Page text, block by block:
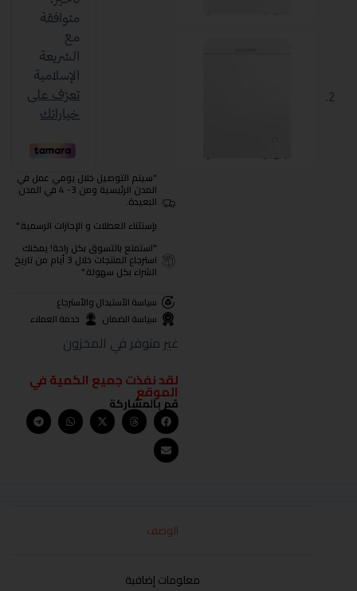
"سيتم التوصيل خلال يومي عمل في
المدن الرئيسية ومن 3- 4 في المدن
البعيدة.
بإستثناء العطلات و الإجازات الرسمية."
"استمتع بالتسوق بكل راحة! يمكنك
استرجاع المنتجات خلال 3 أيام من تاريخ
الشراء بكل سهولة."
سياسة الأستبدال والأسترجاع
سياسة الضمان
خدمة العملاء
غير متوفر في المخزون
لقد نفذت جميع الكمية في
الموقع
قم بالمشاركة
الوصف
معلومات إضافية